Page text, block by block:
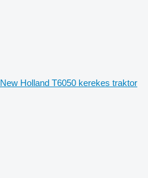
New Holland T6050 kerekes traktor